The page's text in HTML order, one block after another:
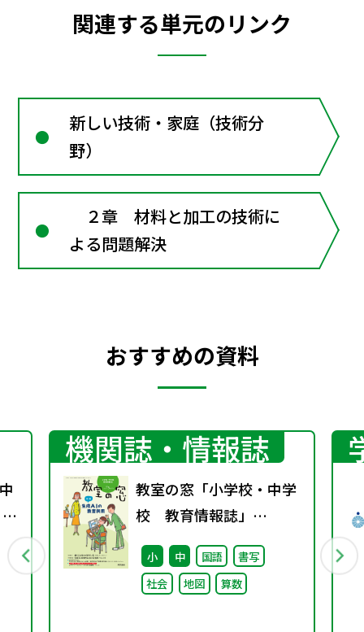
関連する単元のリンク
新しい技術・家庭（技術分
野）
２章 材料と加工の技術に
よる問題解決
おすすめの資料
機関誌・情報誌
教室の窓「小学校・中学
校 教育情報誌」
vol.75 2025年4月発行
小 中 国語
書写
社会
地図 算数